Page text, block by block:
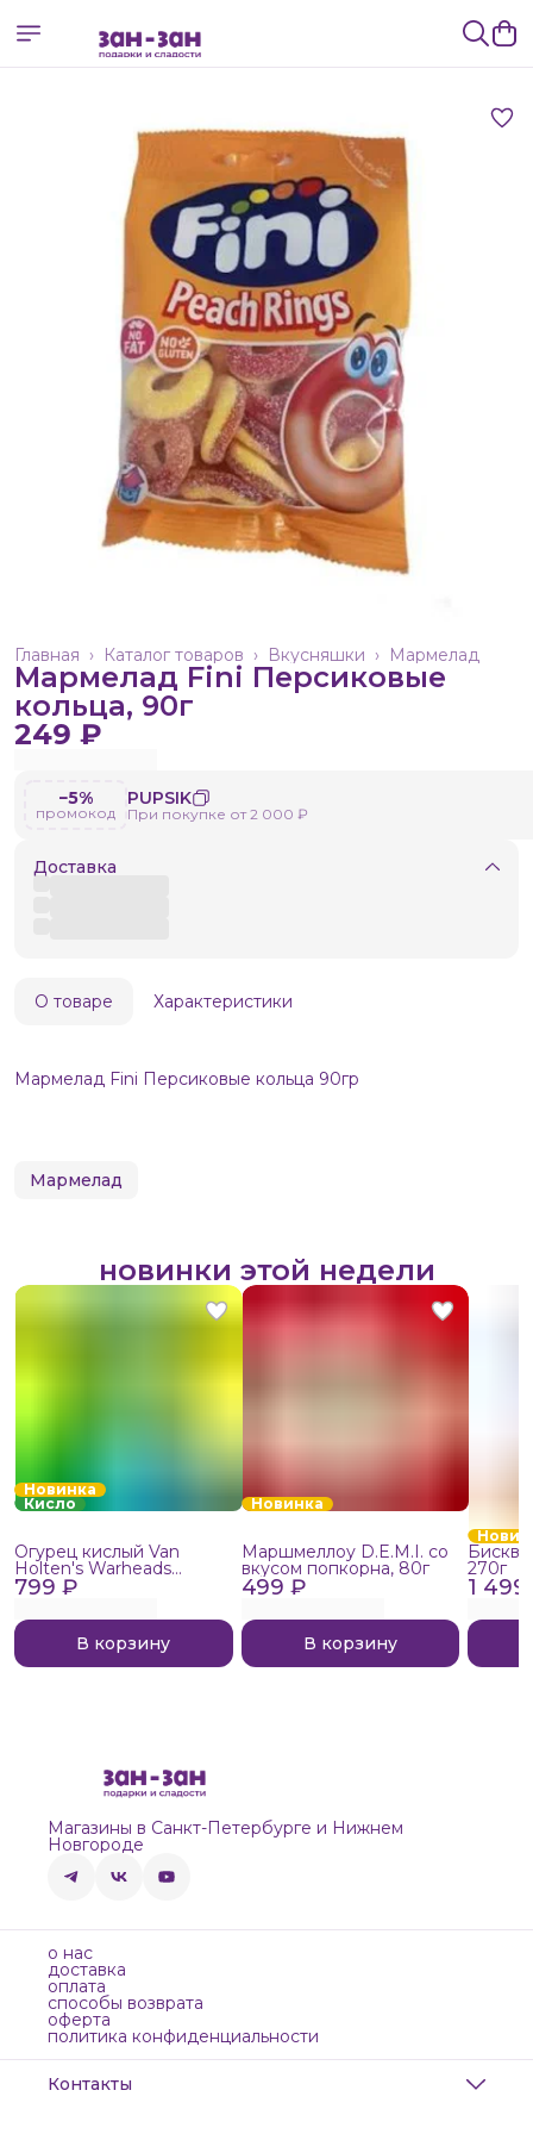
Мармелад
Вкусняшки ›
Каталог товаров ›
Главная ›
Мармелад Fini Персиковые
кольца, 90г
249 ₽
−5%
промокод
PUPSIK
При покупке от 2 000 ₽
Доставка
О товаре Характеристики
Мармелад Fini Персиковые кольца 90гр
Мармелад
новинки этой недели
Новинка
Кисло
799 ₽
Огурец кислый Van
Holten's Warheads
Extreme Sour, 140г
В корзину
Новинка
499 ₽
Маршмеллоу D.E.M.I. со
вкусом попкорна, 80г
В корзину
1
270г
Магазины в Санкт-Петербурге и Нижнем
Новгороде
о нас
доставка
оплата
способы возврата
оферта
политика конфиденциальности
Контакты